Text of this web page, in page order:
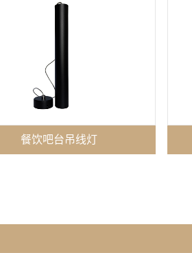
餐饮吧台吊线灯